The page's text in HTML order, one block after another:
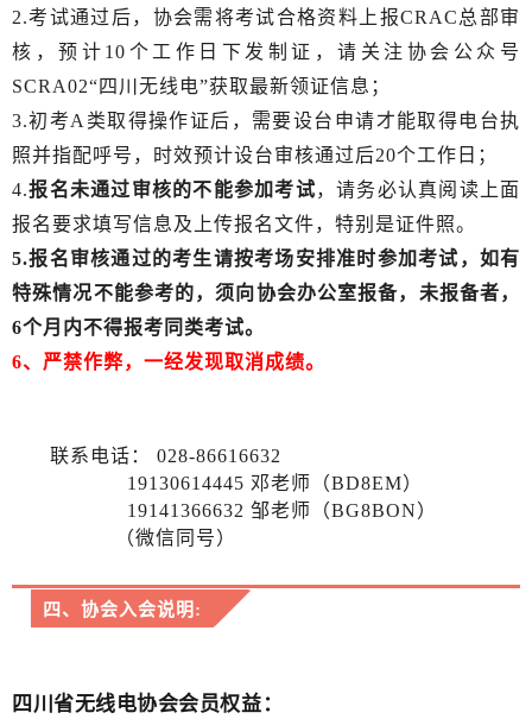
2.考试通过后，协会需将考试合格资料上报CRAC总部审
核，预计10个工作日下发制证，请关注协会公众号
SCRA02“四川无线电”获取最新领证信息；
3.初考A类取得操作证后，需要设台申请才能取得电台执
照并指配呼号 ， 时效预计设台审核通过后20个工作日；
4.报名未通过审核的不能参加考试，请务必认真阅读上面
报名要求填写信息及上传报名文件，特别是证件照。
5.报名审核通过的考生请按考场安排准时参加考试，如有
特殊情况不能参考的，须向协会办公室报备，未报备者，
6个月内不得报考同类考试。
6、严禁作弊，一经发现取消成绩。
联系电话：
028-86616632
19130614445 邓老师（BD8EM）
19141366632 邹老师（BG8BON）
（微信同号）
四、协会入会说明:
四川省无线电协会会员权益：